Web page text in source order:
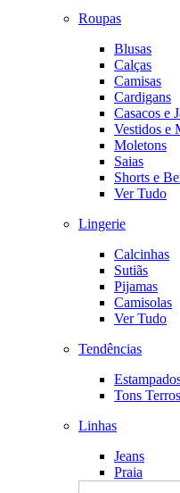
Roupas
Blusas
Calças
Camisas
Cardigans
Casacos e
Vestidos e
Moletons
Saias
Shorts e
Ver Tudo
Lingerie
Calcinhas
Sutiãs
Pijamas
Camisolas
Ver Tudo
Tendências
Tons
Linhas
Jeans
Praia